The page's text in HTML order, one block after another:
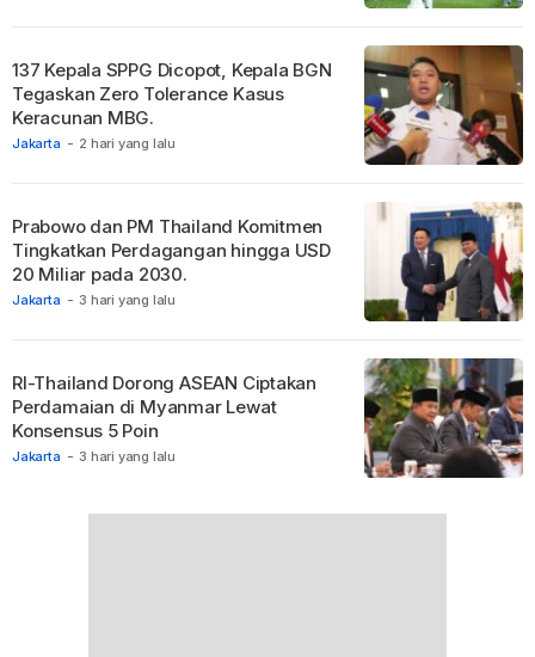
Jakarta - 2 hari yang lalu
137 Kepala SPPG Dicopot, Kepala BGN
Tegaskan Zero Tolerance Kasus
Keracunan MBG.
Jakarta - 3 hari yang lalu
Prabowo dan PM Thailand Komitmen
Tingkatkan Perdagangan hingga USD
20 Miliar pada 2030.
Jakarta - 3 hari yang lalu
RI-Thailand Dorong ASEAN Ciptakan
Perdamaian di Myanmar Lewat
Konsensus 5 Poin